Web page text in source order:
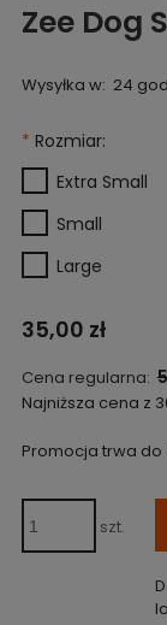
Zee Dog
Wysyłka w: 24
* Rozmiar:
Extra Small
Small
Large
35,00 zł
Cena regularna:
Najniższa cena z
Promocja trwa do
szt.